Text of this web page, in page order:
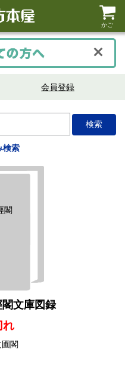
かご
会員登録
検索
閣
文庫図録
れ
閣